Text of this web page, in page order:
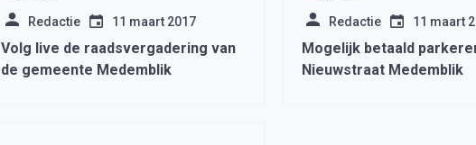
Redactie 11 maart 2017
Volg live de raadsvergadering van
de gemeente Medemblik
Redactie 11 maart
Mogelijk betaald
Nieuwstraat Medemblik